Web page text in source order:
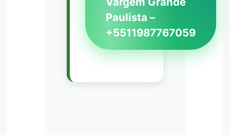
Paulista –
+5511987767059